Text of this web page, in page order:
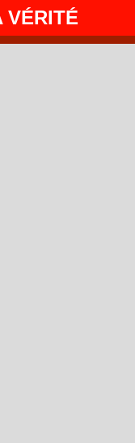
VÉRITÉ